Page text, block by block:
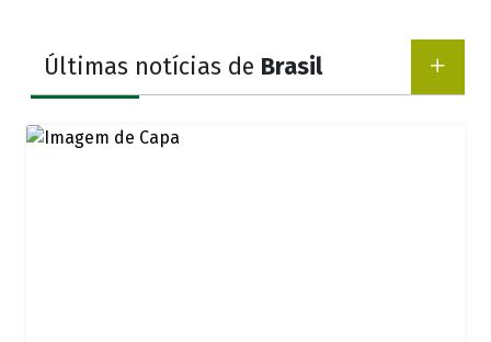
Últimas notícias de Brasil